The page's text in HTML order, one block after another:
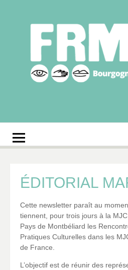
régionale
ÉDITORIAL
Cette newsletter paraît au
tiennent, pour trois jours à la
Pays de Montbéliard les
Pratiques Culturelles dans les
de France.
L’objectif est de réunir des